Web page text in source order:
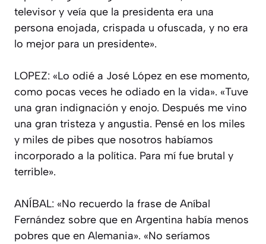
televisor y veía que la presidenta era una
persona enojada, crispada u ofuscada, y no era
lo mejor para un presidente».
LOPEZ: «Lo odié a José López en ese momento,
como pocas veces he odiado en la vida». «Tuve
una gran indignación y enojo. Después me vino
una gran tristeza y angustia. Pensé en los miles
y miles de pibes que nosotros habíamos
incorporado a la política. Para mí fue brutal y
terrible».
ANÍBAL: «No recuerdo la frase de Aníbal
Fernández sobre que en Argentina había menos
pobres que en Alemania». «No seríamos